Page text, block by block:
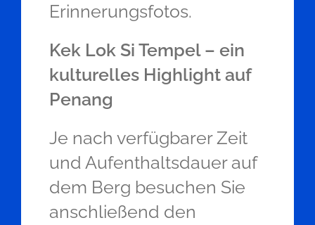
Erinnerungsfotos.
Kek Lok Si Tempel – ein
kulturelles Highlight auf
Penang
Je nach verfügbarer Zeit
und Aufenthaltsdauer auf
dem Berg besuchen Sie
anschließend den